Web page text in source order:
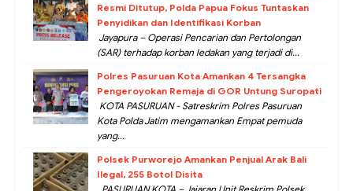
Resmi Ditutup, Polda Papua Fokus Tuntaskan
Penyidikan dan Identifikasi Korban
Jayapura – Operasi Pencarian dan Pertolongan
(SAR) terhadap korban ledakan yang terjadi di...
Polres Pasuruan Kota Amankan 4 Tersangka
Pengeroyokan Remaja di GOR Untung Suropati
KOTA PASURUAN - Satreskrim Polres Pasuruan
Kota Polda Jatim mengamankan Empat pemuda
yang...
Polsek Purworejo Amankan Penjual Arak Bali
Ilegal, 255 Botol Disita